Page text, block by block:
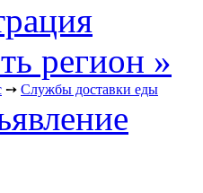
регион »
➙ Службы доставки еды